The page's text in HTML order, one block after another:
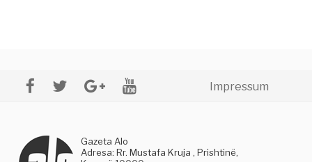
Impressum
Gazeta Alo
Adresa: Rr. Mustafa Kruja , Prishtinë,